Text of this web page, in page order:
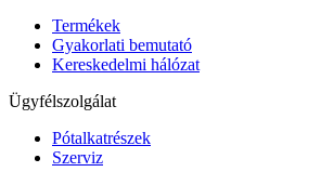
Termékek
Gyakorlati bemutató
Kereskedelmi hálózat
Ügyfélszolgálat
Pótalkatrészek
Szerviz